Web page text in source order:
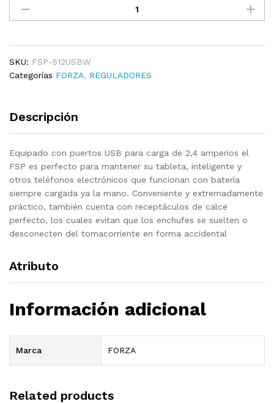
PICO
FSP-
512USBW
5
+
quantity
SKU: FSP-512USBW
Categorías FORZA, REGULADORES
Descripción
Equipado con puertos USB para carga de 2,4 amperios el
FSP es perfecto para mantener su tableta, inteligente y
otros teléfonos electrónicos que funcionan con batería
siempre cargada ya la mano. Conveniente y extremadamente
práctico, también cuenta con receptáculos de calce
perfecto, los cuales evitan que los enchufes se suelten o
desconecten del tomacorriente en forma accidental
Atributo
Información adicional
Marca FORZA
Related products